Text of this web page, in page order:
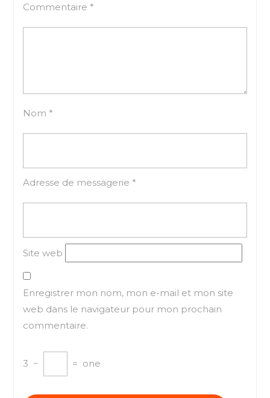
Commentaire *
Nom *
Adresse de messagerie *
Site web
Enregistrer mon nom, mon e-mail et mon site
web dans le navigateur pour mon prochain
commentaire.
3 − = one